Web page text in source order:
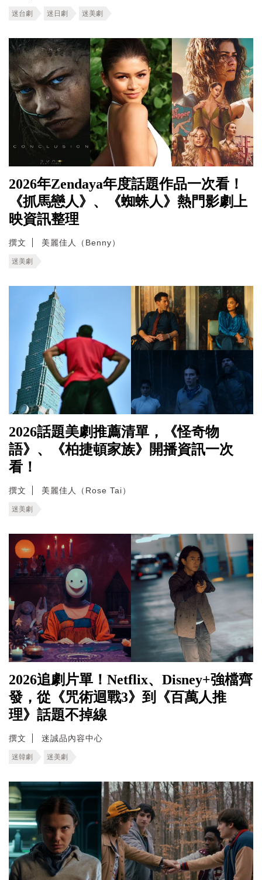
迷台劇 迷日劇 迷美劇
2026年Zendaya年度話題作品一次看！
《抓馬戀人》、《蜘蛛人》熱門影劇上
映資訊整理
撰文 美麗佳人（Benny）
迷美劇
2026話題美劇推薦清單，《怪奇物
語》、《柏捷頓家族》開播資訊一次
看！
撰文 美麗佳人（Rose Tai）
迷美劇
2026追劇片單！Netflix、Disney+強檔齊
發，從《咒術迴戰3》到《百萬人推
理》話題不掉線
撰文 迷誠品內容中心
迷韓劇 迷美劇